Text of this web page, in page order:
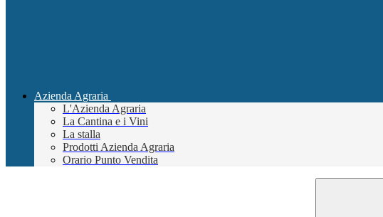
Azienda Agraria
L'Azienda Agraria
La Cantina e i Vini
La stalla
Prodotti Azienda Agraria
Orario Punto Vendita